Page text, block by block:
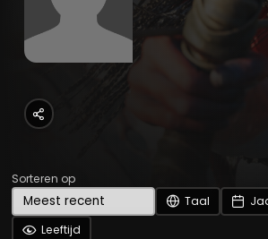
Sorteren op
Taal
Leeftijd